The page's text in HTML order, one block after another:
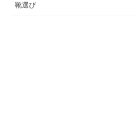
靴選び